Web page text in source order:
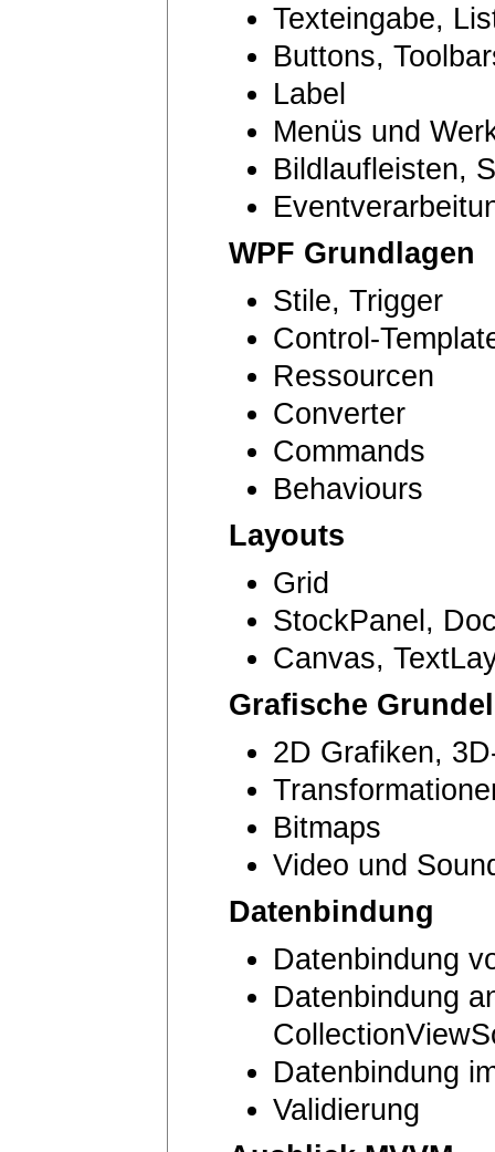
Texteingabe,
Buttons,
Label
Menüs und
Bildlaufleisten,
WPF Grundlagen
Stile, Trigger
Control-
Ressourcen
Converter
Commands
Behaviours
Layouts
Grid
StockPanel,
Canvas,
Grafische
2D Grafiken,
Bitmaps
Video und
Datenbindung
Datenbindung
Datenbindung
Datenbindung
Validierung